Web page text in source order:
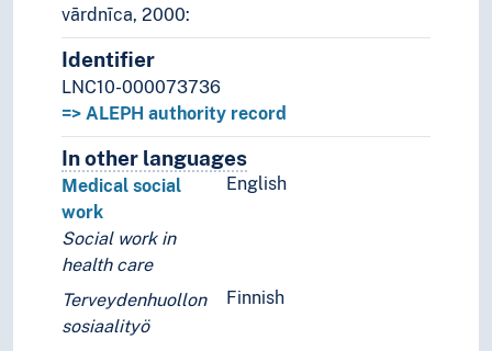
vārdnīca, 2000:
Identifier
LNC10-000073736
=> ALEPH authority record
In other languagesTerms for the concept in
English
Medical social
work
Social work in
health care
Finnish
Terveydenhuollon
sosiaalityö